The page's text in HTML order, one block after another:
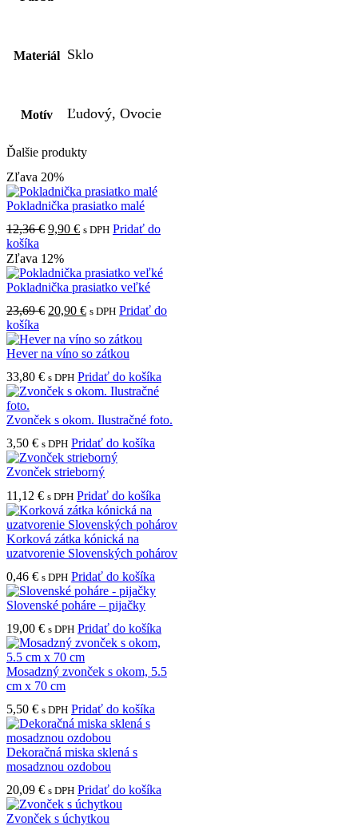
Materiál Sklo
Motív Ľudový, Ovocie
Ďalšie produkty
Zľava 20%
Pokladnička prasiatko malé
12,36€ Pôvodná
bola:
12,36 €.
9,90 €Aktuálna
9,90 €.
s DPH Pridať do
košíka
Zľava 12%
Pokladnička prasiatko veľké
23,69€ Pôvodná
bola:
23,69 €.
20,90 €Aktuálna
je:
20,90 €.
s DPH Pridať do
košíka
Hever na víno so zátkou
33,80 € s DPH Pridať do košíka
Zvonček s okom. Ilustračné foto.
3,50 € s DPH Pridať do košíka
Zvonček strieborný
11,12 € s DPH Pridať do košíka
Korková zátka kónická na
uzatvorenie Slovenských pohárov
0,46 € s DPH Pridať do košíka
Slovenské poháre – pijačky
19,00 € s DPH Pridať do košíka
Mosadzný zvonček s okom, 5.5
cm x 70 cm
5,50 € s DPH Pridať do košíka
Dekoračná miska sklená s
mosadznou ozdobou
20,09 € s DPH Pridať do košíka
Zvonček s úchytkou